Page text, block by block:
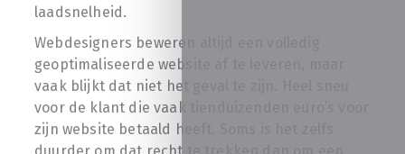
laadsnelheid.
Webdesigners beweren altijd een volledig
geoptimaliseerde website af te leveren, maar
vaak blijkt dat niet het geval te zijn. Heel sneu
voor de klant die vaak tienduizenden euro’s voor
zijn website betaald heeft. Soms is het zelfs
duurder om dat recht te trekken dan om een